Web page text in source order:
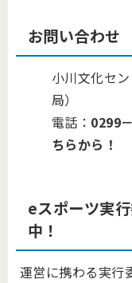
お問い合わせ
小川文化セ
局）
電話： 0299
ちらから！
eスポーツ実
中！
運営に携わる実行